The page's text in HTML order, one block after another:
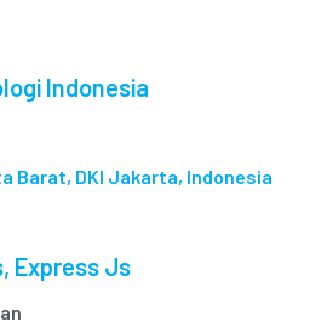
Indonesia
Barat, DKI Jakarta, Indonesia
Express Js